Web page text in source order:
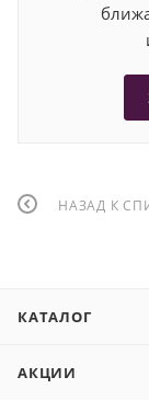
НАЗАД К
КАТАЛОГ
АКЦИИ